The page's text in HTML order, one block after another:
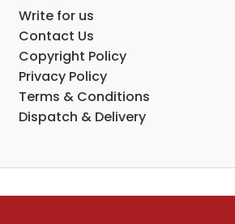
Write for us
Contact Us
Copyright Policy
Privacy Policy
Terms & Conditions
Dispatch & Delivery